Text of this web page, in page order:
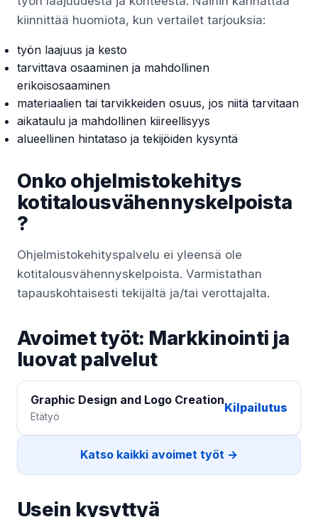
kiinnittää huomiota, kun vertailet tarjouksia:
työn laajuus ja kesto
tarvittava osaaminen ja mahdollinen
erikoisosaaminen
materiaalien tai tarvikkeiden osuus, jos niitä tarvitaan
aikataulu ja mahdollinen kiireellisyys
alueellinen hintataso ja tekijöiden kysyntä
Onko ohjelmistokehitys
kotitalousvähennyskelpoista
?
Ohjelmistokehityspalvelu ei yleensä ole
kotitalousvähennyskelpoista. Varmistathan
tapauskohtaisesti tekijältä ja/tai verottajalta.
Avoimet työt: Markkinointi ja
luovat palvelut
Graphic Design and Logo Creation
Etätyö
Kilpailutus
Katso kaikki avoimet työt →
Usein kysyttyä